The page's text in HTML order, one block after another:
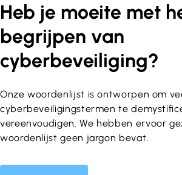
Heb je moeite met
begrijpen van
cyberbeveiliging?
Onze woordenlijst is ontworpen om
cyberbeveiligingstermen te
vereenvoudigen. We hebben ervoor
woordenlijst geen jargon bevat.